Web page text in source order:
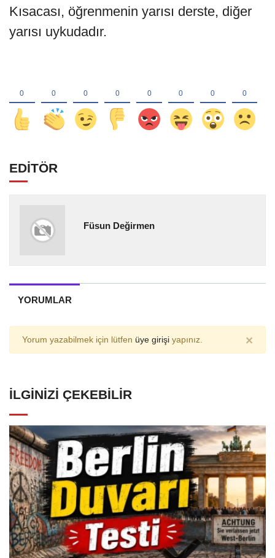
Kısacası, öğrenmenin yarısı derste, diğer
yarısı uykudadır.
EDİTÖR
Füsun Değirmen
YORUMLAR
Yorum yazabilmek için lütfen üye girişi yapınız. ×
İLGINIZI ÇEKEBILIR